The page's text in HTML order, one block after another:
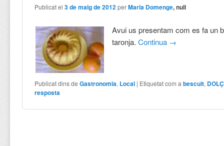
Publicat el3 de maig de 2012 perMaria Domenge, null
Avui us presentam com es fa un
taronja.Continua →
Publicat dins de Gastronomia, Local | Etiquetat com a bescuit, DOLÇ
resposta